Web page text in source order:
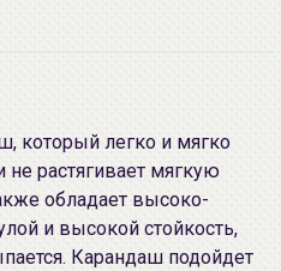
который легко и мягко
не растягивает мягкую
обладает высоко-
и высокой стойкость,
Карандаш подойдет